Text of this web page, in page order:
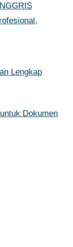
Lengkap
Dokumen